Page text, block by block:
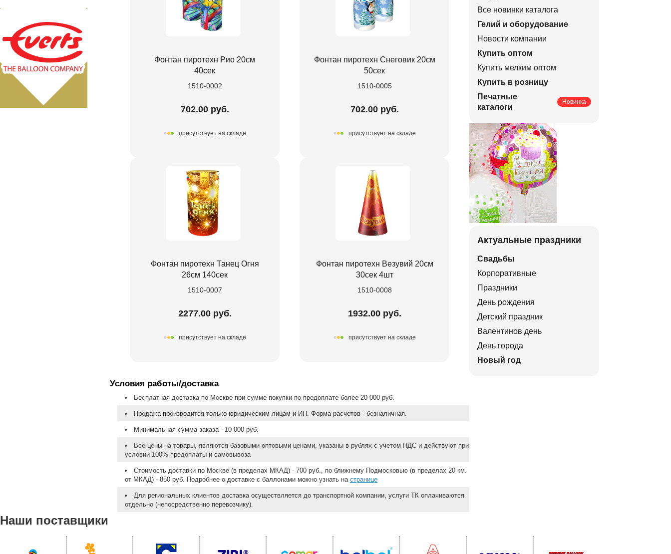
Фонтан пиротехн Рио 20см
40сек
1510-0002
702.00 руб.
присутствует на складе
Фонтан пиротехн Снеговик 20см
50сек
1510-0005
702.00 руб.
присутствует на складе
Фонтан пиротехн Танец Огня
26см 140сек
1510-0007
2277.00 руб.
присутствует на складе
Фонтан пиротехн Везувий 20см
30сек 4шт
1510-0008
1932.00 руб.
присутствует на складе
Условия работы/доставка
Бесплатная доставка по Москве при сумме покупки по предоплате более 20 000 руб.
Продажа производится только юридическим лицам и ИП. Форма расчетов - безналичная.
Минимальная сумма заказа - 10 000 руб.
Все цены на товары, являются базовыми оптовыми ценами, указаны в рублях с учетом НДС и действуют при
условии 100% предоплаты и самовывоза
Стоимость доставки по Москве (в пределах МКАД) - 700 руб., по ближнему Подмосковью (в пределах 20 км.
от МКАД) - 850 руб. Подробнее о доставке с баллонами можно узнать на странице
Для региональных клиентов доставка осуществляется до транспортной компании, услуги ТК оплачиваются
отдельно (непосредственно перевозчику).
Все новинки каталога
Гелий и оборудование
Новости компании
Купить оптом
Купить мелким оптом
Купить в розницу
Печатные
каталоги
Новинка
Актуальные праздники
Свадьбы
Корпоративные
Праздники
День рождения
Детский праздник
Валентинов день
День города
Новый год
Наши поставщики